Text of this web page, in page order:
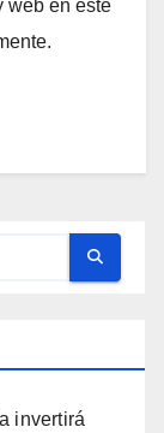
web en este
invertirá